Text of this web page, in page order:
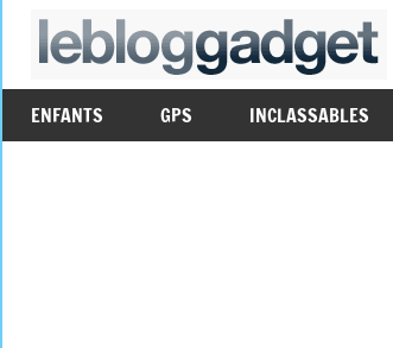
Aller
ENFANTS GPS INCLASSABLES